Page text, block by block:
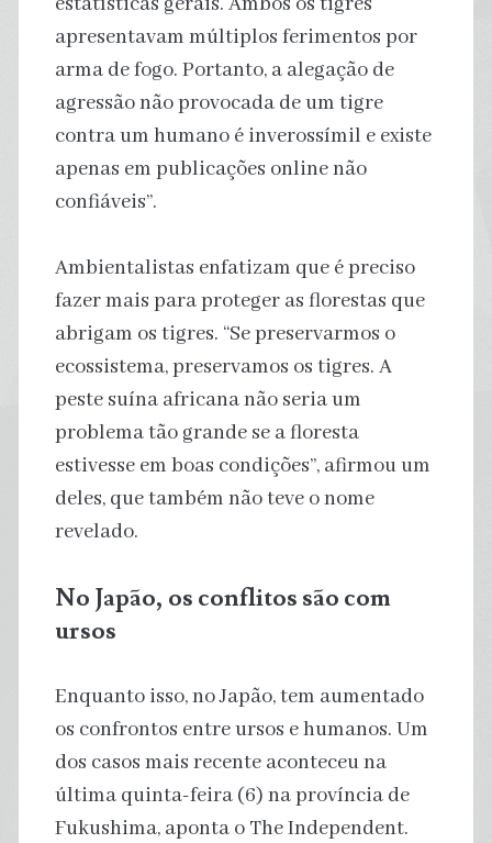
apresentavam múltiplos ferimentos por
arma de fogo. Portanto, a alegação de
agressão não provocada de um tigre
contra um humano é inverossímil e existe
apenas em publicações online não
confiáveis”.
Ambientalistas enfatizam que é preciso
fazer mais para proteger as florestas que
abrigam os tigres. “Se preservarmos o
ecossistema, preservamos os tigres. A
peste suína africana não seria um
problema tão grande se a floresta
estivesse em boas condições”, afirmou um
deles, que também não teve o nome
revelado.
No Japão, os conflitos são com
ursos
Enquanto isso, no Japão, tem aumentado
os confrontos entre ursos e humanos. Um
dos casos mais recente aconteceu na
última quinta-feira (6) na província de
Fukushima, aponta o The Independent.